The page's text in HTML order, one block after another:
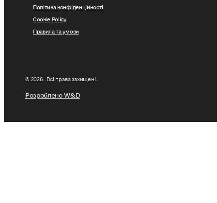
Політика конфіденційності
Cookie Policy
Правила та умови
© 2026 . Всі права захищені.
Розроблено W&D